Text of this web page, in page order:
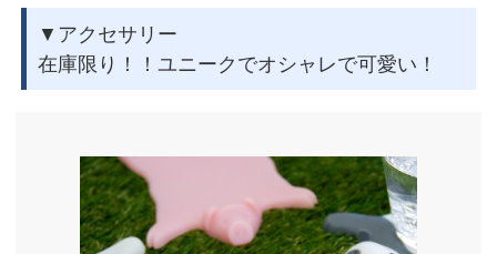
▼アクセサリー
在庫限り！！ユニークでオシャレで可愛い！